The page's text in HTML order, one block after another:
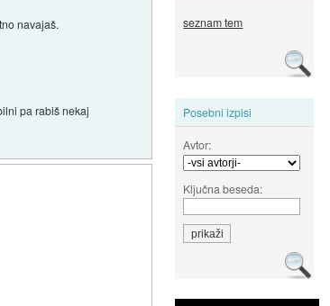
seznam tem
Posebni izpisi
Avtor:
Ključna beseda:
navajaš.
pa rabiš nekaj